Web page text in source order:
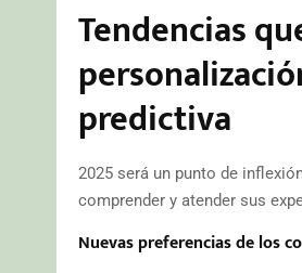
Tendencias
predictiva
2025 será un punto de
comprender y atender sus
Nuevas preferencias de los